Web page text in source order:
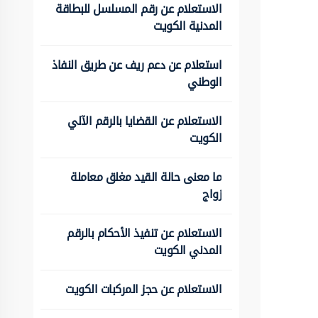
الاستعلام عن رقم المسلسل للبطاقة
المدنية الكويت
استعلام عن دعم ريف عن طريق النفاذ
الوطني
الاستعلام عن القضايا بالرقم الآلي
الكويت
ما معنى حالة القيد مغلق معاملة
زواج
الاستعلام عن تنفيذ الأحكام بالرقم
المدني الكويت
الاستعلام عن حجز المركبات الكويت